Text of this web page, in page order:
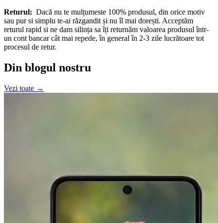
Returul: Dacă nu te mulțumeste 100% produsul, din orice motiv
sau pur si simplu te-ai răzgandit și nu îl mai dorești. Acceptăm
returul rapid si ne dam silința sa îți returnăm valoarea produsul într-
un cont bancar cât mai repede, în general în 2-3 zile lucrătoare tot
procesul de retur.
Din blogul nostru
Vezi toate →